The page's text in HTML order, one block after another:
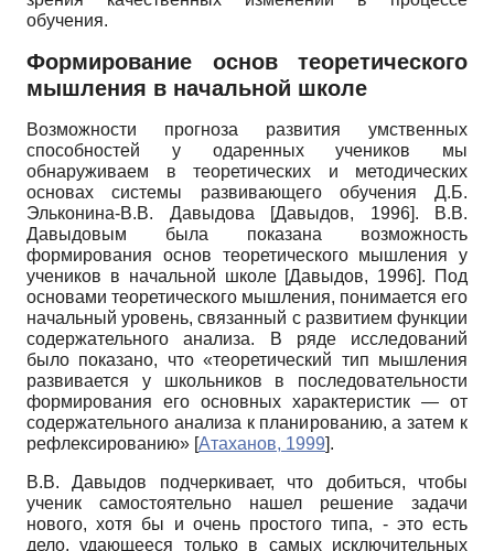
обучения.
Формирование основ теоретического
мышления в начальной школе
Возможности прогноза развития умственных
способностей у одаренных учеников мы
обнаруживаем в теоретических и методических
основах системы развивающего обучения Д.Б.
Эльконина-В.В. Давыдова
[Давыдов, 1996]. В.В.
Давыдовым была показана возможность
формирования основ теоретического мышления у
учеников в начальной школе [Давыдов, 1996]. Под
основами теоретического мышления, понимается его
начальный уровень, связанный с развитием функции
содержательного анализа. В ряде исследований
было показано, что «теоретический тип мышления
развивается у школьников в последовательности
формирования его основных характеристик — от
содержательного анализа к планированию, а затем к
рефлексированию» [Атаханов, 1999].
В.В. Давыдов подчеркивает, что добиться, чтобы
ученик самостоятельно нашел решение задачи
нового, хотя бы и очень простого типа, - это есть
дело, удающееся только в самых исключительных